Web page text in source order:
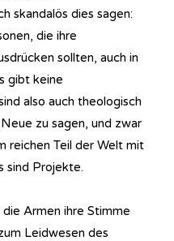
skandalös dies sagen:
die ihre
sollten, auch in
gibt keine
also auch theologisch
zu sagen, und zwar
reichen Teil der Welt mit
sind Projekte.
Armen ihre Stimme
Leidwesen des